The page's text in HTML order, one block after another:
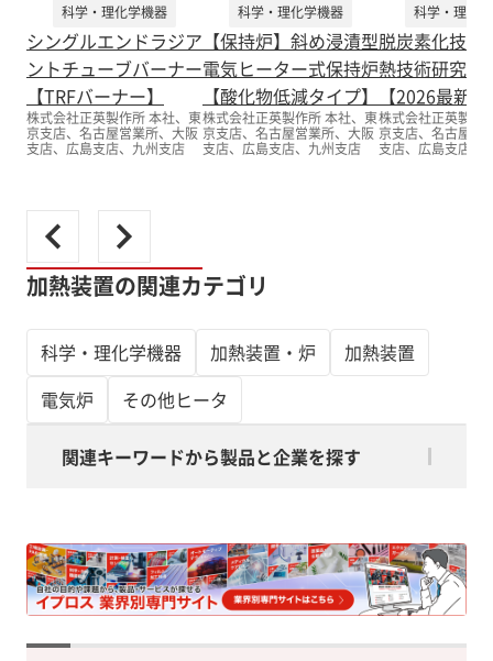
科学・理化学機器
シングルエンドラジア
ントチューブバーナー
【TRFバーナー】
株式会社正英製作所 本社、東
京支店、名古屋営業所、大阪
支店、広島支店、九州支店
科学・理化学機器
【保持炉】斜め浸漬型
電気ヒーター式保持炉
【酸化物低減タイプ】
株式会社正英製作所 本社、東
京支店、名古屋営業所、大阪
支店、広島支店、九州支店
科学・理化
脱炭素化技術
熱技術研究所
【2026最新
株式会社正英製作
京支店、名古屋営
支店、広島支店、
加熱装置の関連カテゴリ
科学・理化学機器 加熱装置・炉
加熱装置
電気炉
その他ヒータ
関連キーワードから製品と企業を探す